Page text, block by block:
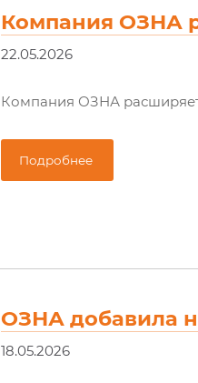
Компания ОЗНА
22.05.2026
Компания ОЗНА
Подробнее
ОЗНА добавила
18.05.2026